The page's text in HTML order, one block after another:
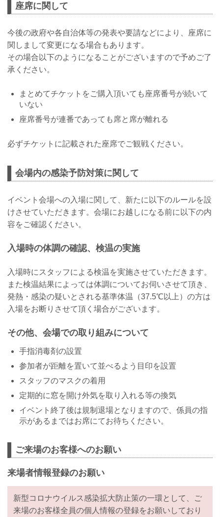
座席に関して
今後の政府や各自治体等の発表や要請などにより、座席に
関しまして変更になる場合もあります。
その場合以下のようになることがございますので予めご了
承ください。
まとめてチケットをご購入頂いても座席番号が続いて
いない
座席番号が連番であっても席と席が離れる
必ずチケットに記載された座席でご観戦ください。
会場内の感染予防対策に関して
イベント会場への入場に関して、新たに以下のルールを設
けさせていただきます。会場にお越しになる前に以下の内
容をご確認ください。
入場時の体調の確認、検温の実施
入場時にスタッフによる検温を実施させていただきます。
また検温結果によっては体調についてお伺いさせて頂き、
発熱・感染の疑いとされる基準体温（37.5℃以上）の方は
入場をお断りさせて頂く場合がございます。
その他、会場での取り組みについて
手指消毒剤の設置
参加者が距離を置いて並べるよう目印を設置
スタッフのマスクの着用
定期的に窓を開け外気を取り入れる等の換気
イベント終了後は規制退場となりますので、係員の指
示があるまではお席にてお待ちください。
ご来場のお客様へのお願い
来場者情報登録のお願い
新型コロナウイルス感染拡大防止策の一環として、ご
来場のお客様全員の個人情報の登録をお願いしており